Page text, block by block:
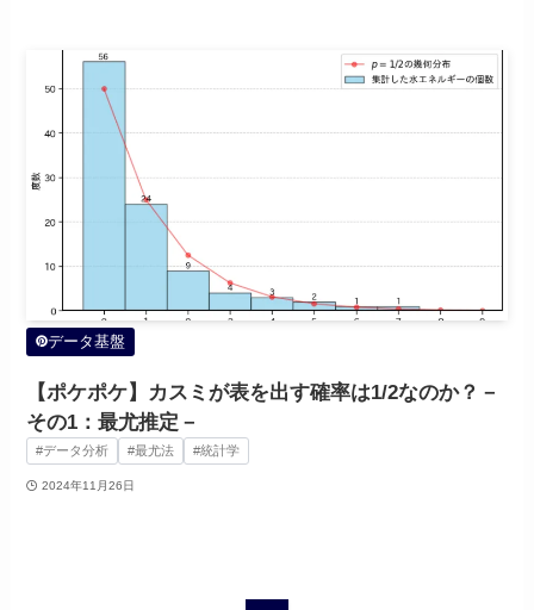
データ基盤
【ポケポケ】カスミが表を出す確率は1/2なのか？－
その1：最尤推定－
#データ分析 #最尤法 #統計学
2024年11月26日